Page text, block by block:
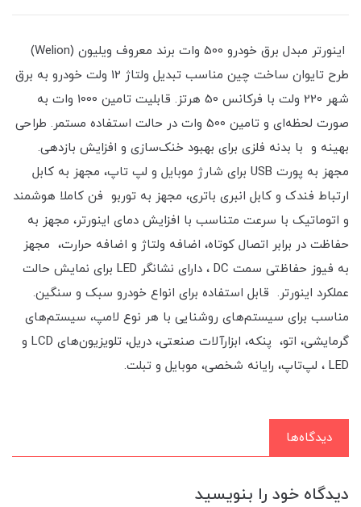
اینورتر مبدل برق خودرو 500 وات برند معروف ویلیون (Welion)
طرح تایوان ساخت چین مناسب تبدیل ولتاژ 12 ولت خودرو به برق
شهر 220 ولت با فرکانس 50 هرتز. قابلیت تامین 1000 وات به
صورت لحظه‌ای و تامین 500 وات در حالت استفاده مستمر. طراحی
بهینه و با بدنه فلزی برای بهبود خنک‌سازی و افزایش بازدهی.
مجهز به پورت USB برای شارژ موبایل و لپ تاپ، مجهز به کابل
ارتباط فندک و کابل انبری باتری، مجهز به توربو فن کاملا هوشمند
و اتوماتیک با سرعت متناسب با افزایش دمای اینورتر، مجهز به
حفاظت در برابر اتصال کوتاه، اضافه ولتاژ و اضافه حرارت، مجهز
به فیوز حفاظتی سمت DC ، دارای نشانگر LED برای نمایش حالت
عملکرد اینورتر. قابل استفاده برای انواع خودرو سبک و سنگین.
مناسب برای سیستم‌های روشنایی با هر نوع لامپ، سیستم‌های
گرمایشی، اتو، پنکه، ابزارآلات صنعتی، دریل، تلویزیون‌های LCD و
LED ، لپ‌تاپ، رایانه شخصی، موبایل و تبلت.
دیدگاه‌ها
دیدگاه خود را بنویسید